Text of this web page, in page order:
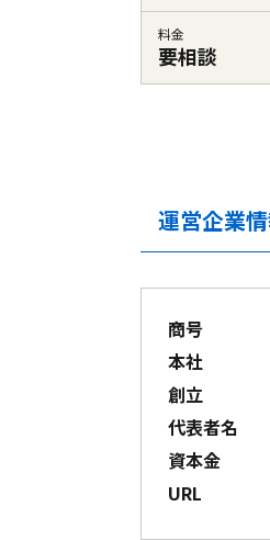
料金
要相談
運営企業
商号
本社
創立
代表者名
資本金
URL